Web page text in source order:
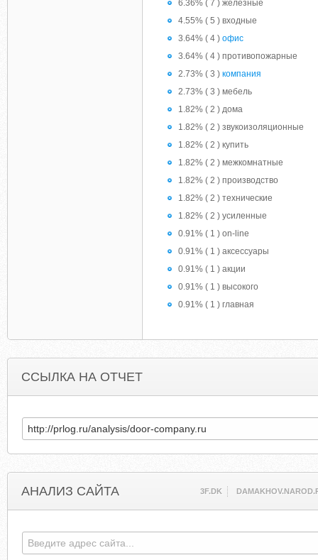
6.36% ( 7 ) железные
4.55% ( 5 ) входные
3.64% ( 4 ) офис
3.64% ( 4 ) противопожарные
2.73% ( 3 ) компания
2.73% ( 3 ) мебель
1.82% ( 2 ) дома
1.82% ( 2 ) звукоизоляционные
1.82% ( 2 ) купить
1.82% ( 2 ) межкомнатные
1.82% ( 2 ) производство
1.82% ( 2 ) технические
1.82% ( 2 ) усиленные
0.91% ( 1 ) on-line
0.91% ( 1 ) аксессуары
0.91% ( 1 ) акции
0.91% ( 1 ) высокого
0.91% ( 1 ) главная
ССЫЛКА НА ОТЧЕТ
АНАЛИЗ САЙТА 3F.DK